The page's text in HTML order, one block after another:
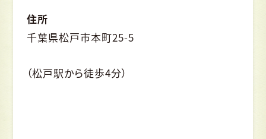
住所
千葉県松戸市本町25-5
（松戸駅から徒歩4分）